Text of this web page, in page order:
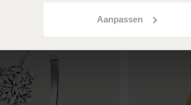
Aanpassen